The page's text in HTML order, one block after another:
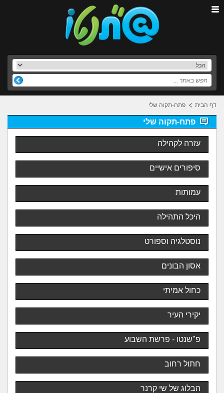
דף הבית פתח-תקוה שלי
פתח-תקוה שלי
עזרה לקהילה
סיפורים אישיים
עמותות
היכל התהילה
נוסטלגיה וספורט
אסון הבונים
כחול אמיתי
יקירי העיר
פ"שנטו - פרשת השבוע
חתול רחוב
הבלוג של שי קרנר